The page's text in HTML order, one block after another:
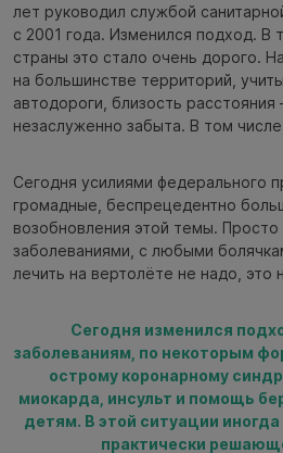
лет руководил службой
с 2001 года. Изменился подход. В
страны это стало очень дорого.
на большинстве территорий,
автодороги, близость
незаслуженно забыта. В том числе
Сегодня усилиями федерального
громадные, беспрецедентно
возобновления этой темы.
заболеваниями, с любыми
лечить на вертолёте не надо, это
Сегодня изменился
заболеваниям, по некоторым
острому коронарному
миокарда, инсульт и помощь
детям. В этой ситуации
практически